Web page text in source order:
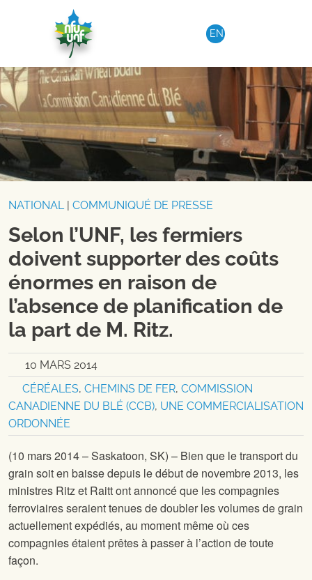
Aller au contenu
EN
NATIONAL| COMMUNIQUÉ DE PRESSE
Selon l’UNF, les fermiers
doivent supporter des coûts
énormes en raison de
l’absence de planification de
la part de M. Ritz.
10 MARS 2014
CÉRÉALES, CHEMINS DE FER, COMMISSION
CANADIENNE DU BLÉ (CCB), UNE COMMERCIALISATION
ORDONNÉE
(10 mars 2014 – Saskatoon, SK) – Bien que le transport du
grain soit en baisse depuis le début de novembre 2013, les
ministres Ritz et Raitt ont annoncé que les compagnies
ferroviaires seraient tenues de doubler les volumes de grain
actuellement expédiés, au moment même où ces
compagnies étaient prêtes à passer à l’action de toute
façon.